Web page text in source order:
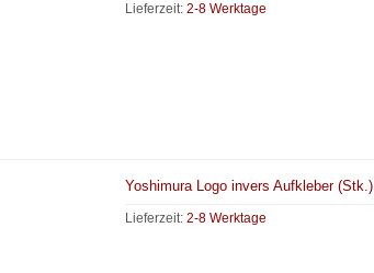
Lieferzeit:2-8 Werktage
Yoshimura Logo invers Aufkleber (Stk.)
Lieferzeit:2-8 Werktage